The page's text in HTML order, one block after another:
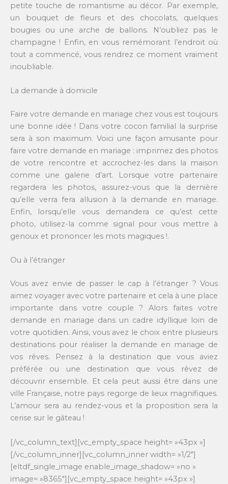
petite touche de romantisme au décor. Par exemple,
un bouquet de fleurs et des chocolats, quelques
bougies ou une arche de ballons. N’oubliez pas le
champagne ! Enfin, en vous remémorant l’endroit où
tout a commencé, vous rendrez ce moment vraiment
inoubliable.
La demande à domicile
Faire votre demande en mariage chez vous est toujours
une bonne idée ! Dans votre cocon familial la surprise
sera à son maximum. Voici une façon amusante pour
faire votre demande en mariage : imprimez des photos
de votre rencontre et accrochez-les dans la maison
comme une galerie d’art. Lorsque votre partenaire
regardera les photos, assurez-vous que la dernière
qu’elle verra fera allusion à la demande en mariage.
Enfin, lorsqu’elle vous demandera ce qu’est cette
photo, utilisez-la comme signal pour vous mettre à
genoux et prononcer les mots magiques !.
Ou à l’étranger
Vous avez envie de passer le cap à l’étranger ? Vous
aimez voyager avec votre partenaire et cela à une place
importante dans votre couple ? Alors faites votre
demande en mariage dans un cadre idyllique loin de
votre quotidien. Ainsi, vous avez le choix entre plusieurs
destinations pour réaliser la demande en mariage de
vos rêves. Pensez à la destination que vous aviez
préférée ou une destination que vous rêvez de
découvrir ensemble. Et cela peut aussi être dans une
ville Française, notre pays regorge de lieux magnifiques.
L’amour sera au rendez-vous et la proposition sera la
cerise sur le gâteau !
[/vc_column_text][vc_empty_space height= »43px »]
[/vc_column_inner][vc_column_inner width= »1/2″]
[eltdf_single_image enable_image_shadow= »no »
image= »8365″][vc_empty_space height= »43px »]